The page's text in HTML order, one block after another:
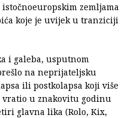
zemljama
koje je uvijek u tranziciji
i galeba, usputnom
na neprijateljsku
ili postkolapsa koji više
vratio u znakovitu godinu
glavna lika (Rolo, Kix,